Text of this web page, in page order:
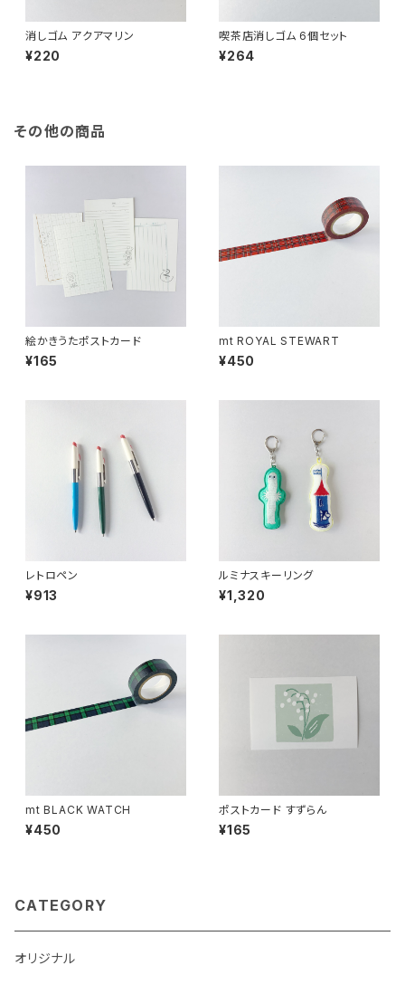
消しゴム アクアマリン
¥220
喫茶店消しゴム 6個セット
¥264
その他の商品
絵かきうたポストカード
¥165
mt ROYAL STEWART
¥450
レトロペン
¥913
ルミナスキーリング
¥1,320
mt BLACK WATCH
¥450
ポストカード すずらん
¥165
CATEGORY
オリジナル